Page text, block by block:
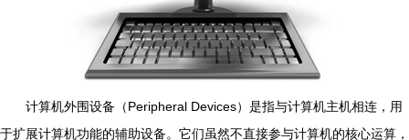
计算机外围设备（Peripheral Devices）是指与计算机主机相连，用
于扩展计算机功能的辅助设备。它们虽然不直接参与计算机的核心运算，